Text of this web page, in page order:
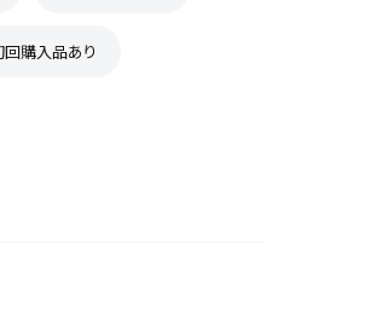
回購入品あり